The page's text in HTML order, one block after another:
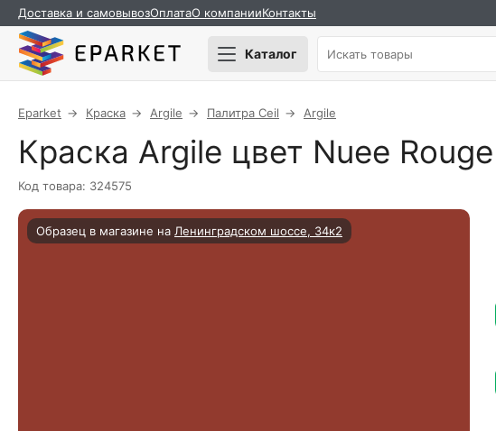
Доставка и самовывозОплатаО компанииКонтакты
Каталог
Eparket Краска Argile Палитра Ceil Argile
Краска Argile цвет Nuee
Код товара: 324575
Образец в магазине на Ленинградском шоссе, 34к2